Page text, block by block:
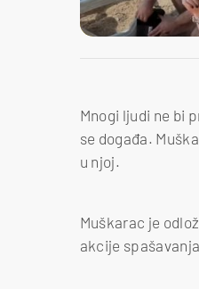
Mnogi ljudi ne bi
se događa.
u njoj.
Muškarac je
akcije